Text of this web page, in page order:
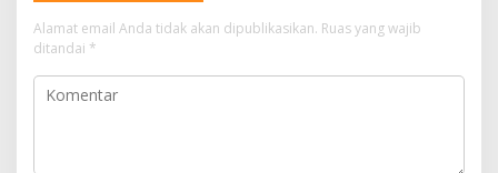
Alamat email Anda tidak akan dipublikasikan. Ruas yang wajib
ditandai *